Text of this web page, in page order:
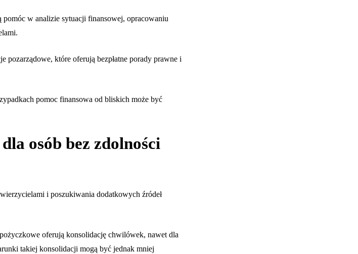
w analizie sytuacji finansowej, opracowaniu
pozarządowe, które oferują bezpłatne porady prawne i
pomoc finansowa od bliskich może być
osób bez zdolności
i poszukiwania dodatkowych źródeł
oferują konsolidację chwilówek, nawet dla
takiej konsolidacji mogą być jednak mniej